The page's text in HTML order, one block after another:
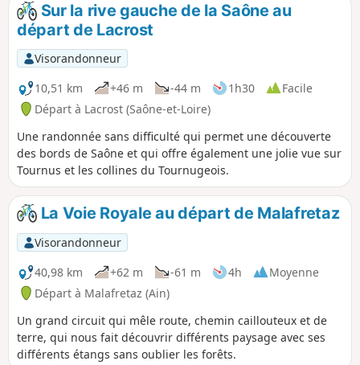
Sur la rive gauche de la Saône au
départ de Lacrost
Visorandonneur
10,51 km
+46 m -44 m 1h30
Facile
Départ à Lacrost (Saône-et-Loire)
Une randonnée sans difficulté qui permet une découverte
des bords de Saône et qui offre également une jolie vue sur
Tournus et les collines du Tournugeois.
La Voie Royale au départ de Malafretaz
Visorandonneur
40,98 km
+62 m -61 m 4h
Moyenne
Départ à Malafretaz (Ain)
Un grand circuit qui mêle route, chemin caillouteux et de
terre, qui nous fait découvrir différents paysage avec ses
différents étangs sans oublier les forêts.